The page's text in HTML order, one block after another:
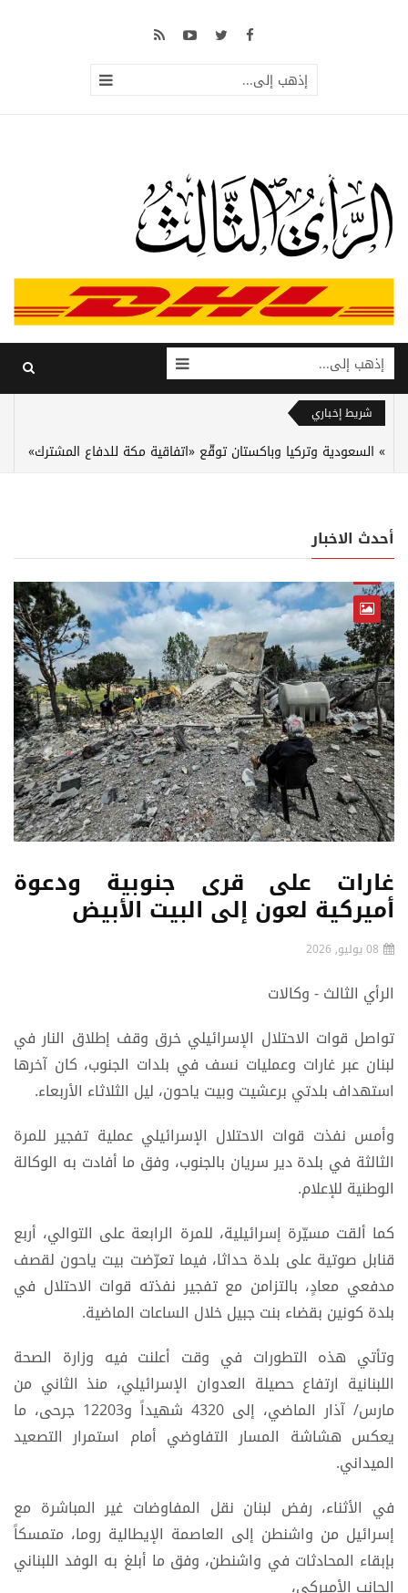
إذهب إلى...
إذهب إلى...
شريط إخباري
السعودية وتركيا وباكستان توقّع «اتفاقية مكة للدفاع المشترك»
أحدث الاخبار
غارات على قرى جنوبية ودعوة
أميركية لعون إلى البيت الأبيض
08 يوليو, 2026
الرأي الثالث - وكالات
تواصل قوات الاحتلال الإسرائيلي خرق وقف إطلاق النار في
لبنان عبر غارات وعمليات نسف في بلدات الجنوب، كان آخرها
استهداف بلدتي برعشيت وبيت ياحون، ليل الثلاثاء الأربعاء.
وأمس نفذت قوات الاحتلال الإسرائيلي عملية تفجير للمرة
الثالثة في بلدة دير سريان بالجنوب، وفق ما أفادت به الوكالة
الوطنية للإعلام.
كما ألقت مسيّرة إسرائيلية، للمرة الرابعة على التوالي، أربع
قنابل صوتية على بلدة حداثا، فيما تعرّضت بيت ياحون لقصف
مدفعي معادٍ، بالتزامن مع تفجير نفذته قوات الاحتلال في
بلدة كونين بقضاء بنت جبيل خلال الساعات الماضية.
وتأتي هذه التطورات في وقت أعلنت فيه وزارة الصحة
اللبنانية ارتفاع حصيلة العدوان الإسرائيلي، منذ الثاني من
مارس/ آذار الماضي، إلى 4320 شهيداً و12203 جرحى، ما
يعكس هشاشة المسار التفاوضي أمام استمرار التصعيد
الميداني.
في الأثناء، رفض لبنان نقل المفاوضات غير المباشرة مع
إسرائيل من واشنطن إلى العاصمة الإيطالية روما، متمسكاً
بإبقاء المحادثات في واشنطن، وفق ما أبلغ به الوفد اللبناني